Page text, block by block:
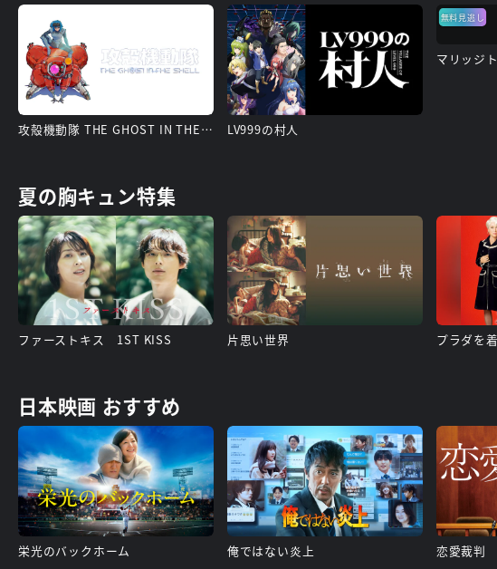
攻殻機動隊 THE GHOST IN THE SHELL LV999の村人
無料見逃し
マリッジ
夏の胸キュン特集
ファーストキス 1ST KISS 片思い世界 プラダを
日本映画 おすすめ
栄光のバックホーム 俺ではない炎上 恋愛裁判